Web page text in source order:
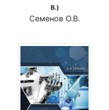
В.)
Семенов О.В.